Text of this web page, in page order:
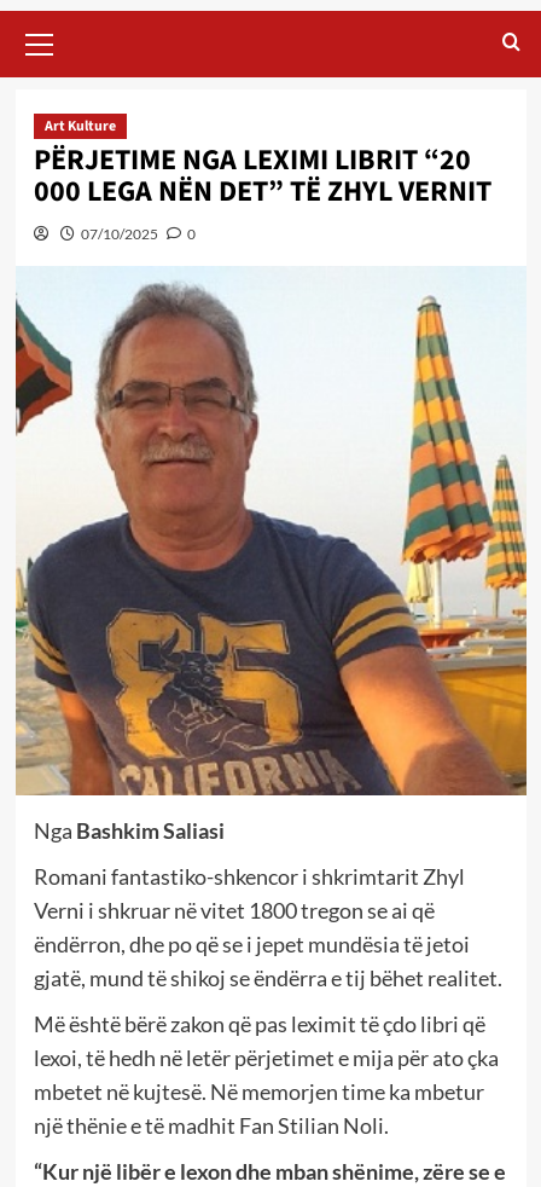
Menu
Art Kulture
PËRJETIME NGA LEXIMI LIBRIT “20
000 LEGA NËN DET” TË ZHYL VERNIT
07/10/2025 0
Nga Bashkim Saliasi
Romani fantastiko-shkencor i shkrimtarit Zhyl
Verni i shkruar në vitet 1800 tregon se ai që
ëndërron, dhe po që se i jepet mundësia të jetoi
gjatë, mund të shikoj se ëndërra e tij bëhet realitet.
Më është bërë zakon që pas leximit të çdo libri që
lexoi, të hedh në letër përjetimet e mija për ato çka
mbetet në kujtesë. Në memorjen time ka mbetur
një thënie e të madhit Fan Stilian Noli.
“Kur një libër e lexon dhe mban shënime, zëre se e